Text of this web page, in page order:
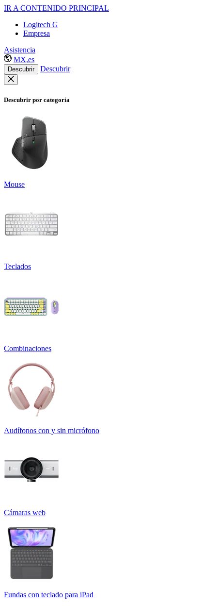
IR A CONTENIDO PRINCIPAL
Logitech G
Empresa
Asistencia
MX,es
Descubrir Descubrir
Descubrir por categoría
Mouse
Teclados
Combinaciones
Audífonos con y sin micrófono
Cámaras web
Fundas con teclado para iPad